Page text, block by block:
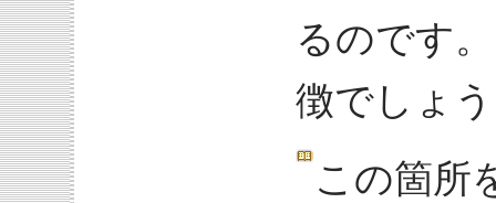
るのです
徴でしょ
この箇所